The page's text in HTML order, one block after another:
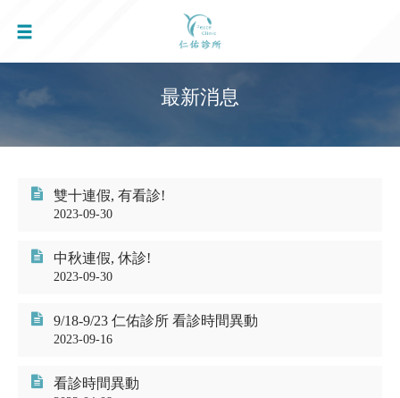
最新消息
雙十連假, 有看診!
2023-09-30
中秋連假, 休診!
2023-09-30
9/18-9/23 仁佑診所 看診時間異動
2023-09-16
看診時間異動